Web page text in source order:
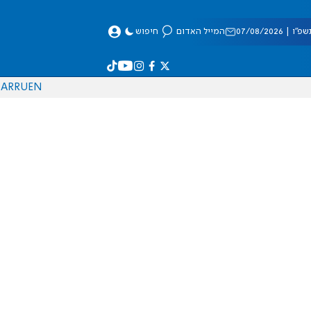
08/2026 המייל האדום חיפוש
EN
RU
AR